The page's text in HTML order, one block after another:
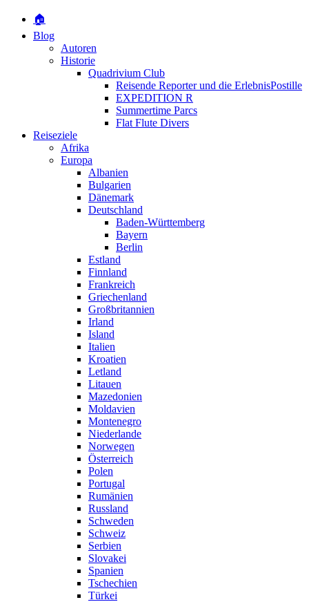
🏠
Blog
Autoren
Historie
Quadrivium Club
Reisende Reporter und die ErlebnisPostille
EXPEDITION R
Summertime Parcs
Flat Flute Divers
Reiseziele
Afrika
Europa
Albanien
Bulgarien
Dänemark
Deutschland
Baden-Württemberg
Bayern
Berlin
Estland
Finnland
Frankreich
Griechenland
Großbritannien
Irland
Island
Italien
Kroatien
Letland
Litauen
Mazedonien
Moldavien
Montenegro
Niederlande
Norwegen
Österreich
Polen
Portugal
Rumänien
Russland
Schweden
Schweiz
Serbien
Slovakei
Spanien
Tschechien
Türkei